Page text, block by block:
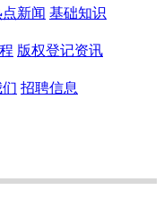
新闻 基础知识
版权登记资讯
招聘信息